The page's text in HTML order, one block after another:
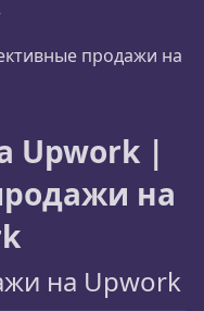
продажи на
Upwork |
на
на Upwork